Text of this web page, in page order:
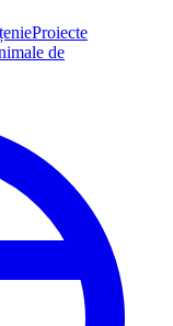
Proiecte
de